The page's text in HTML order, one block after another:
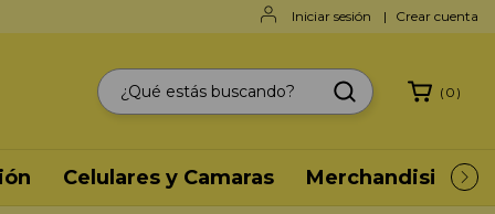
Iniciar sesión | Crear cuenta
( 0 )
Celulares y Camaras Merchandising